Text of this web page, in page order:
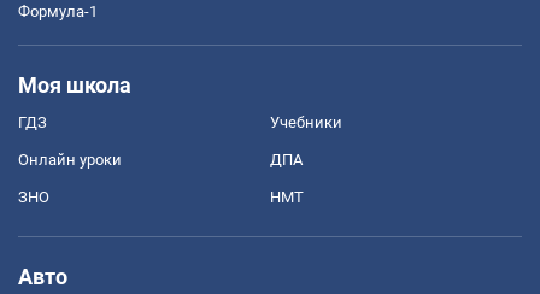
Формула-1
Моя школа
ГДЗ Учебники
Онлайн уроки ДПА
ЗНО НМТ
Авто